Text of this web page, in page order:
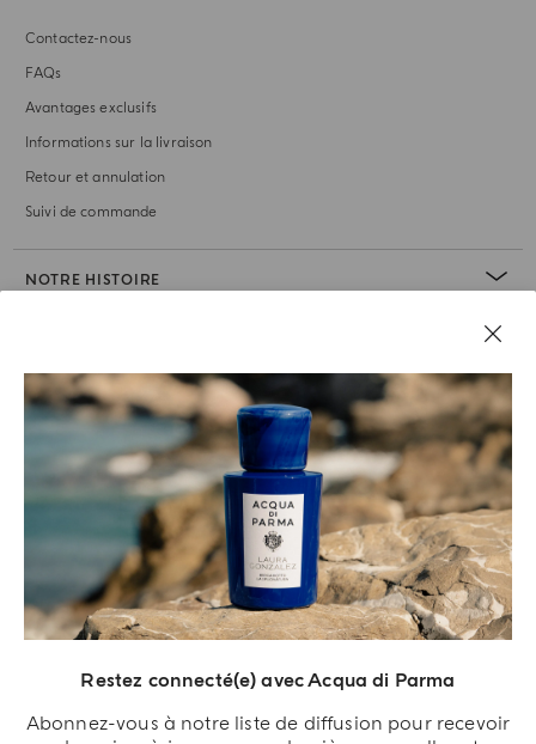
Restez connecté(e) avec Acqua di Parma
Abonnez-vous à notre liste de diffusion pour recevoir
Contactez-nous
FAQs
Avantages exclusifs
Informations sur la livraison
Retour et annulation
Suivi de commande
NOTRE HISTOIRE